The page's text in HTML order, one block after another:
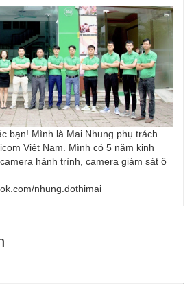
bạn! Mình là Mai Nhung phụ trách
Việt Nam. Mình có 5 năm kinh
hành trình, camera giám sát ô
nhung.dothimai